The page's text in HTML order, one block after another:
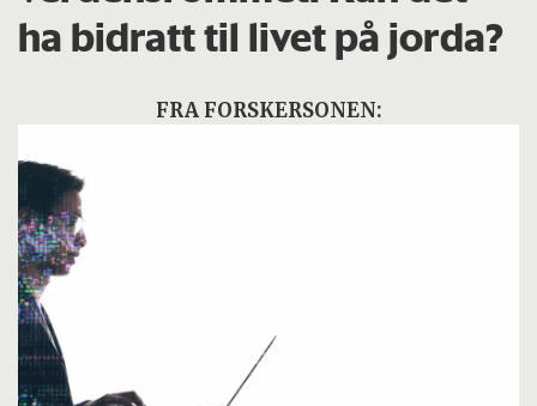
ha bidratt til livet på jorda?
FRA FORSKERSONEN: